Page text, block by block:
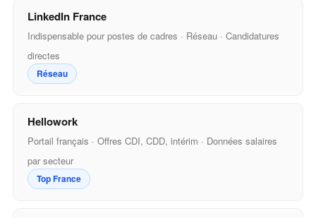
LinkedIn France
Indispensable pour postes de cadres · Réseau · Candidatures
directes
Réseau
Hellowork
Portail français · Offres CDI, CDD, intérim · Données salaires
par secteur
Top France